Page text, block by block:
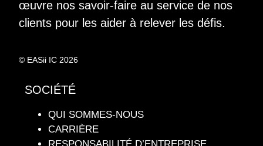
œuvre nos savoir-faire au service de nos
clients pour les aider à relever les défis.
© EASii IC 2026
SOCIÉTÉ
QUI SOMMES-NOUS
CARRIÈRE